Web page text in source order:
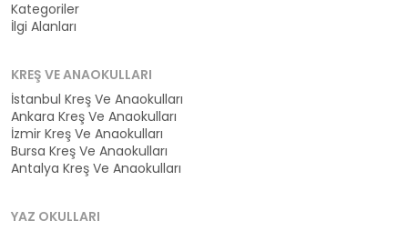
Kategoriler
İlgi Alanları
KREŞ VE ANAOKULLARI
İstanbul Kreş Ve Anaokulları
Ankara Kreş Ve Anaokulları
İzmir Kreş Ve Anaokulları
Bursa Kreş Ve Anaokulları
Antalya Kreş Ve Anaokulları
YAZ OKULLARI